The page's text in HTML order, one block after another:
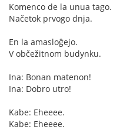
Komenco de la unua tago.
Načetok prvogo dnja.
En la amasloĝejo.
V občežitnom budynku.
Ina: Bonan matenon!
Ina: Dobro utro!
Kabe: Eheeee.
Kabe: Eheeee.